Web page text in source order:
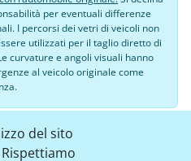
del sito
per eventuali differenze
I percorsi dei vetri di veicoli non
utilizzati per il taglio diretto di
curvature e angoli visuali hanno
al veicolo originale come